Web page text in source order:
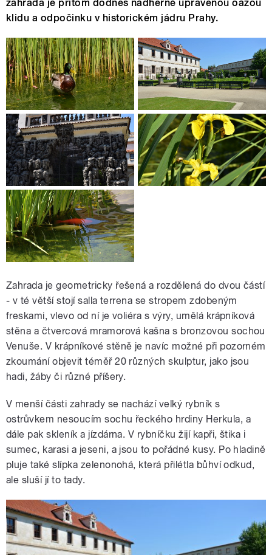
zahrada je přitom dodnes nádherně upravenou oázou
klidu a odpočinku v historickém jádru Prahy.
Zahrada je geometricky řešená a rozdělená do dvou částí
- v té větší stojí salla terrena se stropem zdobeným
freskami, vlevo od ní je voliéra s výry, umělá krápníková
stěna a čtvercová mramorová kašna s bronzovou sochou
Venuše. V krápníkové stěně je navíc možné při pozorném
zkoumání objevit téměř 20 různých skulptur, jako jsou
hadi, žáby či různé příšery.
V menší části zahrady se nachází velký rybník s
ostrůvkem nesoucím sochu řeckého hrdiny Herkula, a
dále pak skleník a jízdárna. V rybníčku žijí kapři, štika i
sumec, karasi a jeseni, a jsou to pořádné kusy. Po hladině
pluje také slípka zelenonohá, která přilétla bůhví odkud,
ale sluší jí to tady.